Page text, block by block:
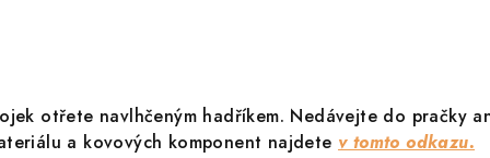
otřete navlhčeným hadříkem. Nedávejte do pračky
a kovových komponent najdete v tomto odkazu.